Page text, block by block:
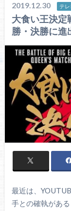
2019.12.30 テレ
大食い王決定
勝・決勝に進
最近は、
手との確執があ